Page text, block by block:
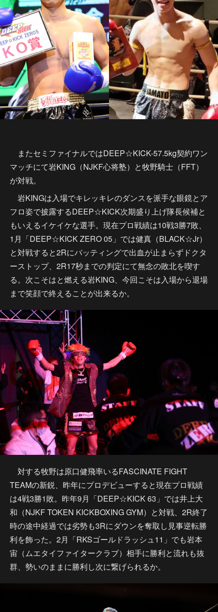
またセミファイナルではDEEP☆KICK-57.5kg契約ワン
マッチにて岩KING（NJKF心将塾）と牧野騎士（FFT）
が対戦。
岩KINGは入場でキレッキレのダンスを派手な眼鏡とア
フロ姿で披露するDEEP☆KICK次期盛り上げ隊長候補と
もいえるイケイケな選手。現在プロ戦績は10戦3勝7敗、
1月「DEEP☆KICK ZERO 05」では健真（BLACK☆Jr）
と対戦すると2Rにバッティングで出血が止まらずドクタ
ーストップ、2R17秒までの判定にて無念の敗北を喫す
る。次こそはと燃える岩KING、今回こそは入場から退場
まで笑顔で終えることが出来るか。
対する牧野は原口健飛率いるFASCINATE FIGHT
TEAMの新鋭、昨年にプロデビューすると現在プロ戦績
は4戦3勝1敗。昨年9月「DEEP☆KICK 63」では井上大
和（NJKF TOKEN KICKBOXING GYM）と対戦、2R終了
時の途中経過では劣勢も3Rにダウンを奪取し見事逆転勝
利を飾った。2月「RKSゴールドラッシュ11」でも岩本
宙（ムエタイファイタークラブ）相手に勝利と流れも抜
群、勢いのままに勝利し次に繋げられるか。